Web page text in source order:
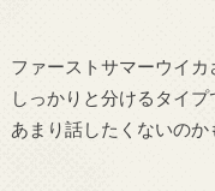
ファーストサマーウイ
しっかりと分けるタイ
あまり話したくないのか